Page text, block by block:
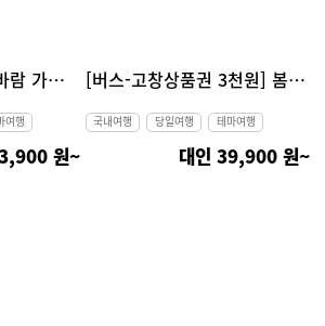
[버스-지원특가] 꽃바람 가득한 공주 갑사 황매화 당일여행(갑사 황매화, 공산성, 공주왕도심투어, 마곡사)
여행
원~
[버스-고창상품권 3천원] 봄의 로맨스 푸른 바다~ 고창 청보리밭, 선운사 동백&벚꽃, 고창읍성 당일여행
국내여행 당일여행 테마여행
대인 39,900 원~